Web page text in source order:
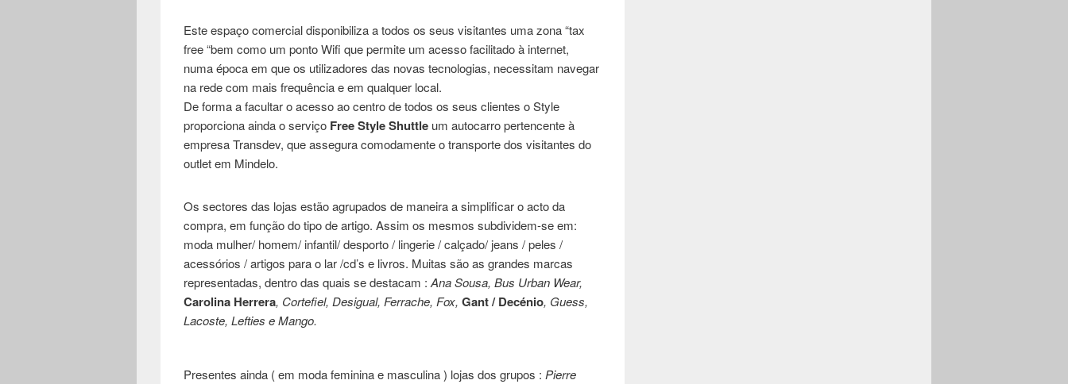
Este espaço comercial disponibiliza a todos os seus visitantes uma zona “tax
free “bem como um ponto Wifi que permite um acesso facilitado à internet,
numa época em que os utilizadores das novas tecnologias, necessitam navegar
na rede com mais frequência e em qualquer local.
De forma a facultar o acesso ao centro de todos os seus clientes o Style
proporciona ainda o serviço Free Style Shuttle um autocarro pertencente à
empresa Transdev, que assegura comodamente o transporte dos visitantes do
outlet em Mindelo.
Os sectores das lojas estão agrupados de maneira a simplificar o acto da
compra, em função do tipo de artigo. Assim os mesmos subdividem-se em:
moda mulher/ homem/ infantil/ desporto / lingerie / calçado/ jeans / peles /
acessórios / artigos para o lar /cd’s e livros. Muitas são as grandes marcas
representadas, dentro das quais se destacam :Ana Sousa, Bus Urban Wear,
Carolina Herrera, Cortefiel, Desigual, Ferrache, Fox,Gant / Decénio, Guess,
Lacoste, Lefties e Mango.
Presentes ainda ( em moda feminina e masculina ) lojas dos grupos :Pierre